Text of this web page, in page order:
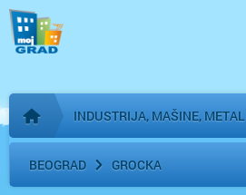
Početna stranica
INDUSTRIJA, MAŠINE, METAL
BEOGRAD GROCKA